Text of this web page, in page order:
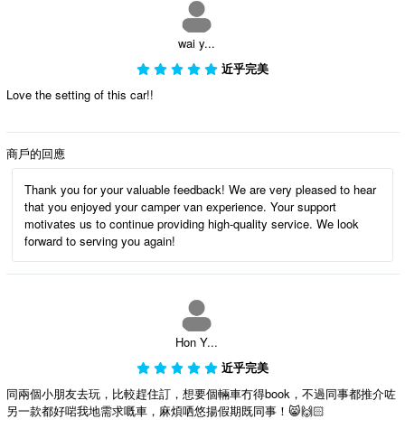
wai y...
近乎完美
Love the setting of this car!!
商戶的回應
Thank you for your valuable feedback! We are very pleased to hear
that you enjoyed your camper van experience. Your support
motivates us to continue providing high-quality service. We look
forward to serving you again!
Hon Y...
近乎完美
同兩個小朋友去玩，比較趕住訂，想要個輛車冇得book，不過同事都推介咗
另一款都好啱我地需求嘅車，麻煩哂悠揚假期既同事！😸🙌🏻